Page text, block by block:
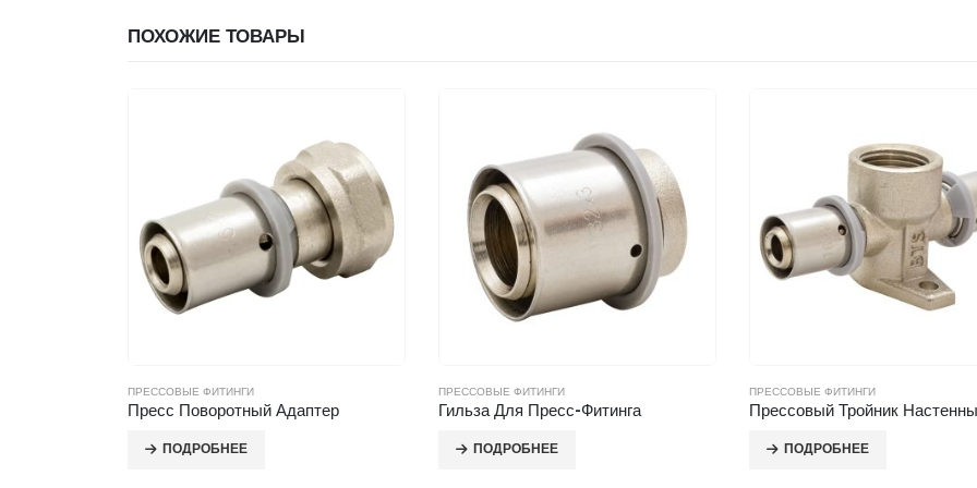
ПОХОЖИЕ ТОВАРЫ
ПРЕССОВЫЕ ФИТИНГИ
Пресс Поворотный Адаптер
ПОДРОБНЕЕ
ПРЕССОВЫЕ ФИТИНГИ
Гильза Для Пресс-Фитинга
ПОДРОБНЕЕ
ПРЕССОВЫЕ ФИТИНГИ
ПОДРОБНЕЕ